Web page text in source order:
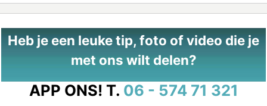
Heb je een leuke tip, foto of video die je
met ons wilt delen?
APP ONS! T. 06 - 574 71 321